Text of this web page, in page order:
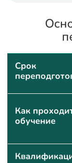
Срок
Как
обучение